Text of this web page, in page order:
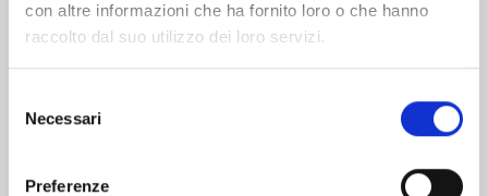
con altre informazioni che ha fornito loro o che hanno
raccolto dal suo utilizzo dei loro servizi.
delNecessari
Preferenze